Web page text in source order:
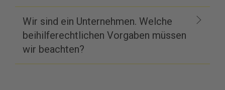
Wir sind ein Unternehmen. Welche
beihilferechtlichen Vorgaben müssen
wir beachten?